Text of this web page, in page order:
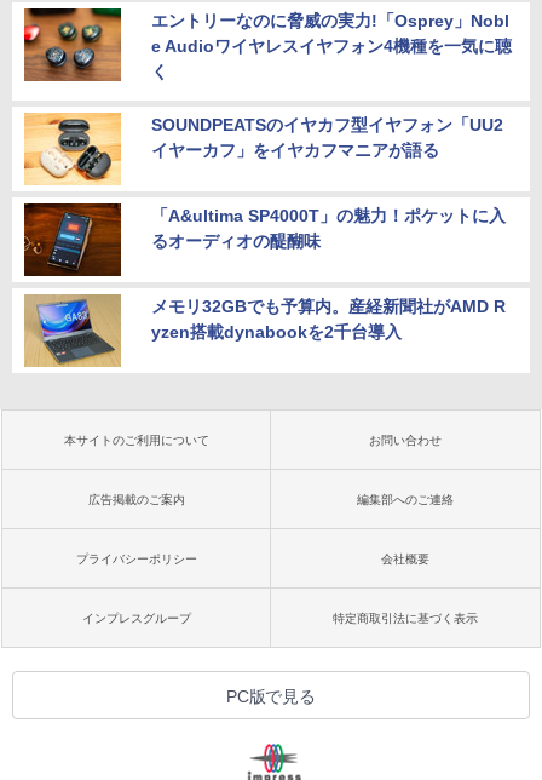
エントリーなのに脅威の実力!「Osprey」Nobl
e Audioワイヤレスイヤフォン4機種を一気に聴
く
SOUNDPEATSのイヤカフ型イヤフォン「UU2
イヤーカフ」をイヤカフマニアが語る
「A&ultima SP4000T」の魅力！ポケットに入
るオーディオの醍醐味
メモリ32GBでも予算内。産経新聞社がAMD R
yzen搭載dynabookを2千台導入
本サイトのご利用について お問い合わせ
広告掲載のご案内 編集部へのご連絡
プライバシーポリシー 会社概要
インプレスグループ 特定商取引法に基づく表示
PC版で見る